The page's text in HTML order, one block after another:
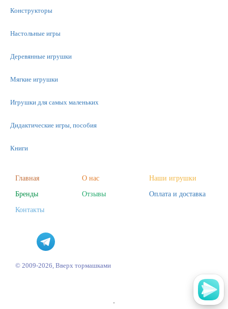
Конструкторы
Настольные игры
Деревянные игрушки
Мягкие игрушки
Игрушки для самых маленьких
Дидактические игры, пособия
Книги
Фигурки
Наборы для творчества
Пазлы
Главная О нас
Наши игрушки
Бренды
Отзывы
Оплата и доставка
Контакты
© 2009-2026, Вверх тормашками
'